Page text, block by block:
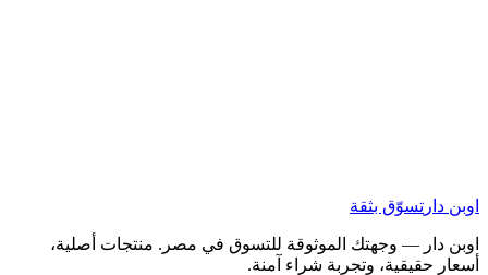
اوبن دار تسوّق بثقة
اوبن دار — وجهتك الموثوقة للتسوق في مصر. منتجات أصلية،
أسعار حقيقية، وتجربة شراء آمنة.